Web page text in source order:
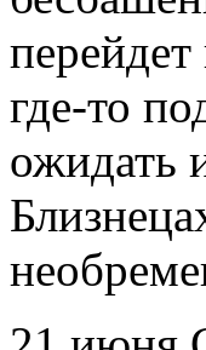
где-то
ожидать